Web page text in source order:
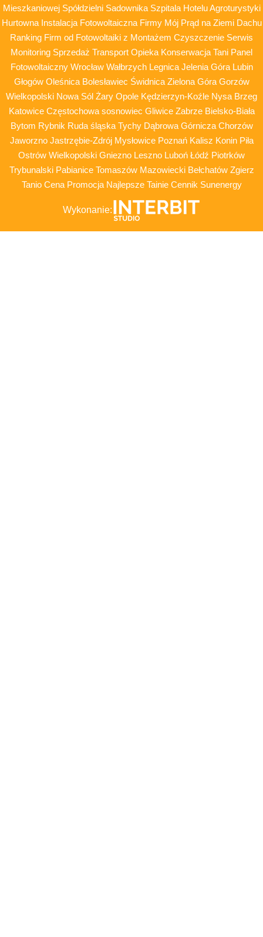
Mieszkaniowej Spółdzielni Sadownika Szpitala Hotelu Agroturystyki
Hurtowna Instalacja Fotowoltaiczna Firmy Mój Prąd na Ziemi Dachu
Ranking Firm od Fotowoltaiki z Montażem Czyszczenie Serwis
Monitoring Sprzedaż Transport Opieka Konserwacja Tani Panel
Fotowoltaiczny Wrocław Wałbrzych Legnica Jelenia Góra Lubin
Głogów Oleśnica Bolesławiec Świdnica Zielona Góra Gorzów
Wielkopolski Nowa Sól Żary Opole Kędzierzyn-Koźle Nysa Brzeg
Katowice Częstochowa sosnowiec Gliwice Zabrze Bielsko-Biała
Bytom Rybnik Ruda śląska Tychy Dąbrowa Górnicza Chorzów
Jaworzno Jastrzębie-Zdrój Mysłowice Poznań Kalisz Konin Piła
Ostrów Wielkopolski Gniezno Leszno Luboń Łódź Piotrków
Trybunalski Pabianice Tomaszów Mazowiecki Bełchatów Zgierz
Tanio Cena Promocja Najlepsze Tainie Cennik Sunenergy
Wykonanie: